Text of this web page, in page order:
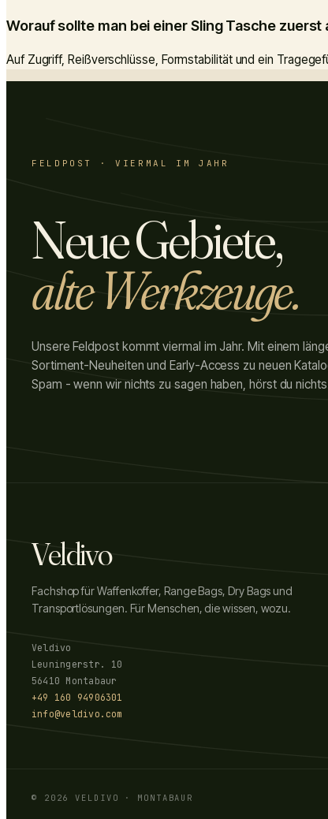
Worauf sollte man bei einer Sling Tasche zuerst
Auf Zugriff, Reißverschlüsse, Formstabilität und ein
FELDPOST · VIERMAL IM JAHR
Neue Gebiete,
alte Werkzeuge.
Unsere Feldpost kommt viermal im Jahr. Mit einem
Sortiment-Neuheiten und Early-Access zu neuen
Spam - wenn wir nichts zu sagen haben, hörst du
Veldivo
Fachshop für Waffenkoffer, Range Bags, Dry Bags und
Transportlösungen. Für Menschen, die wissen, wozu.
Veldivo
Leuningerstr. 10
56410 Montabaur
+49 160 94906301
info@veldivo.com
© 2026 VELDIVO · MONTABAUR